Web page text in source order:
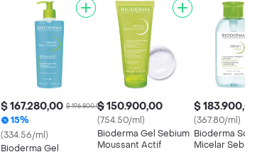
$ 167.280,00 $ 196.800,00
15%
(334.56/ml)
Bioderma Gel
$ 150.900,00
(754.50/ml)
Bioderma Gel Sebium
Moussant Actif
$ 183.900,00
(367.80/ml)
Bioderma
Micelar Sebium